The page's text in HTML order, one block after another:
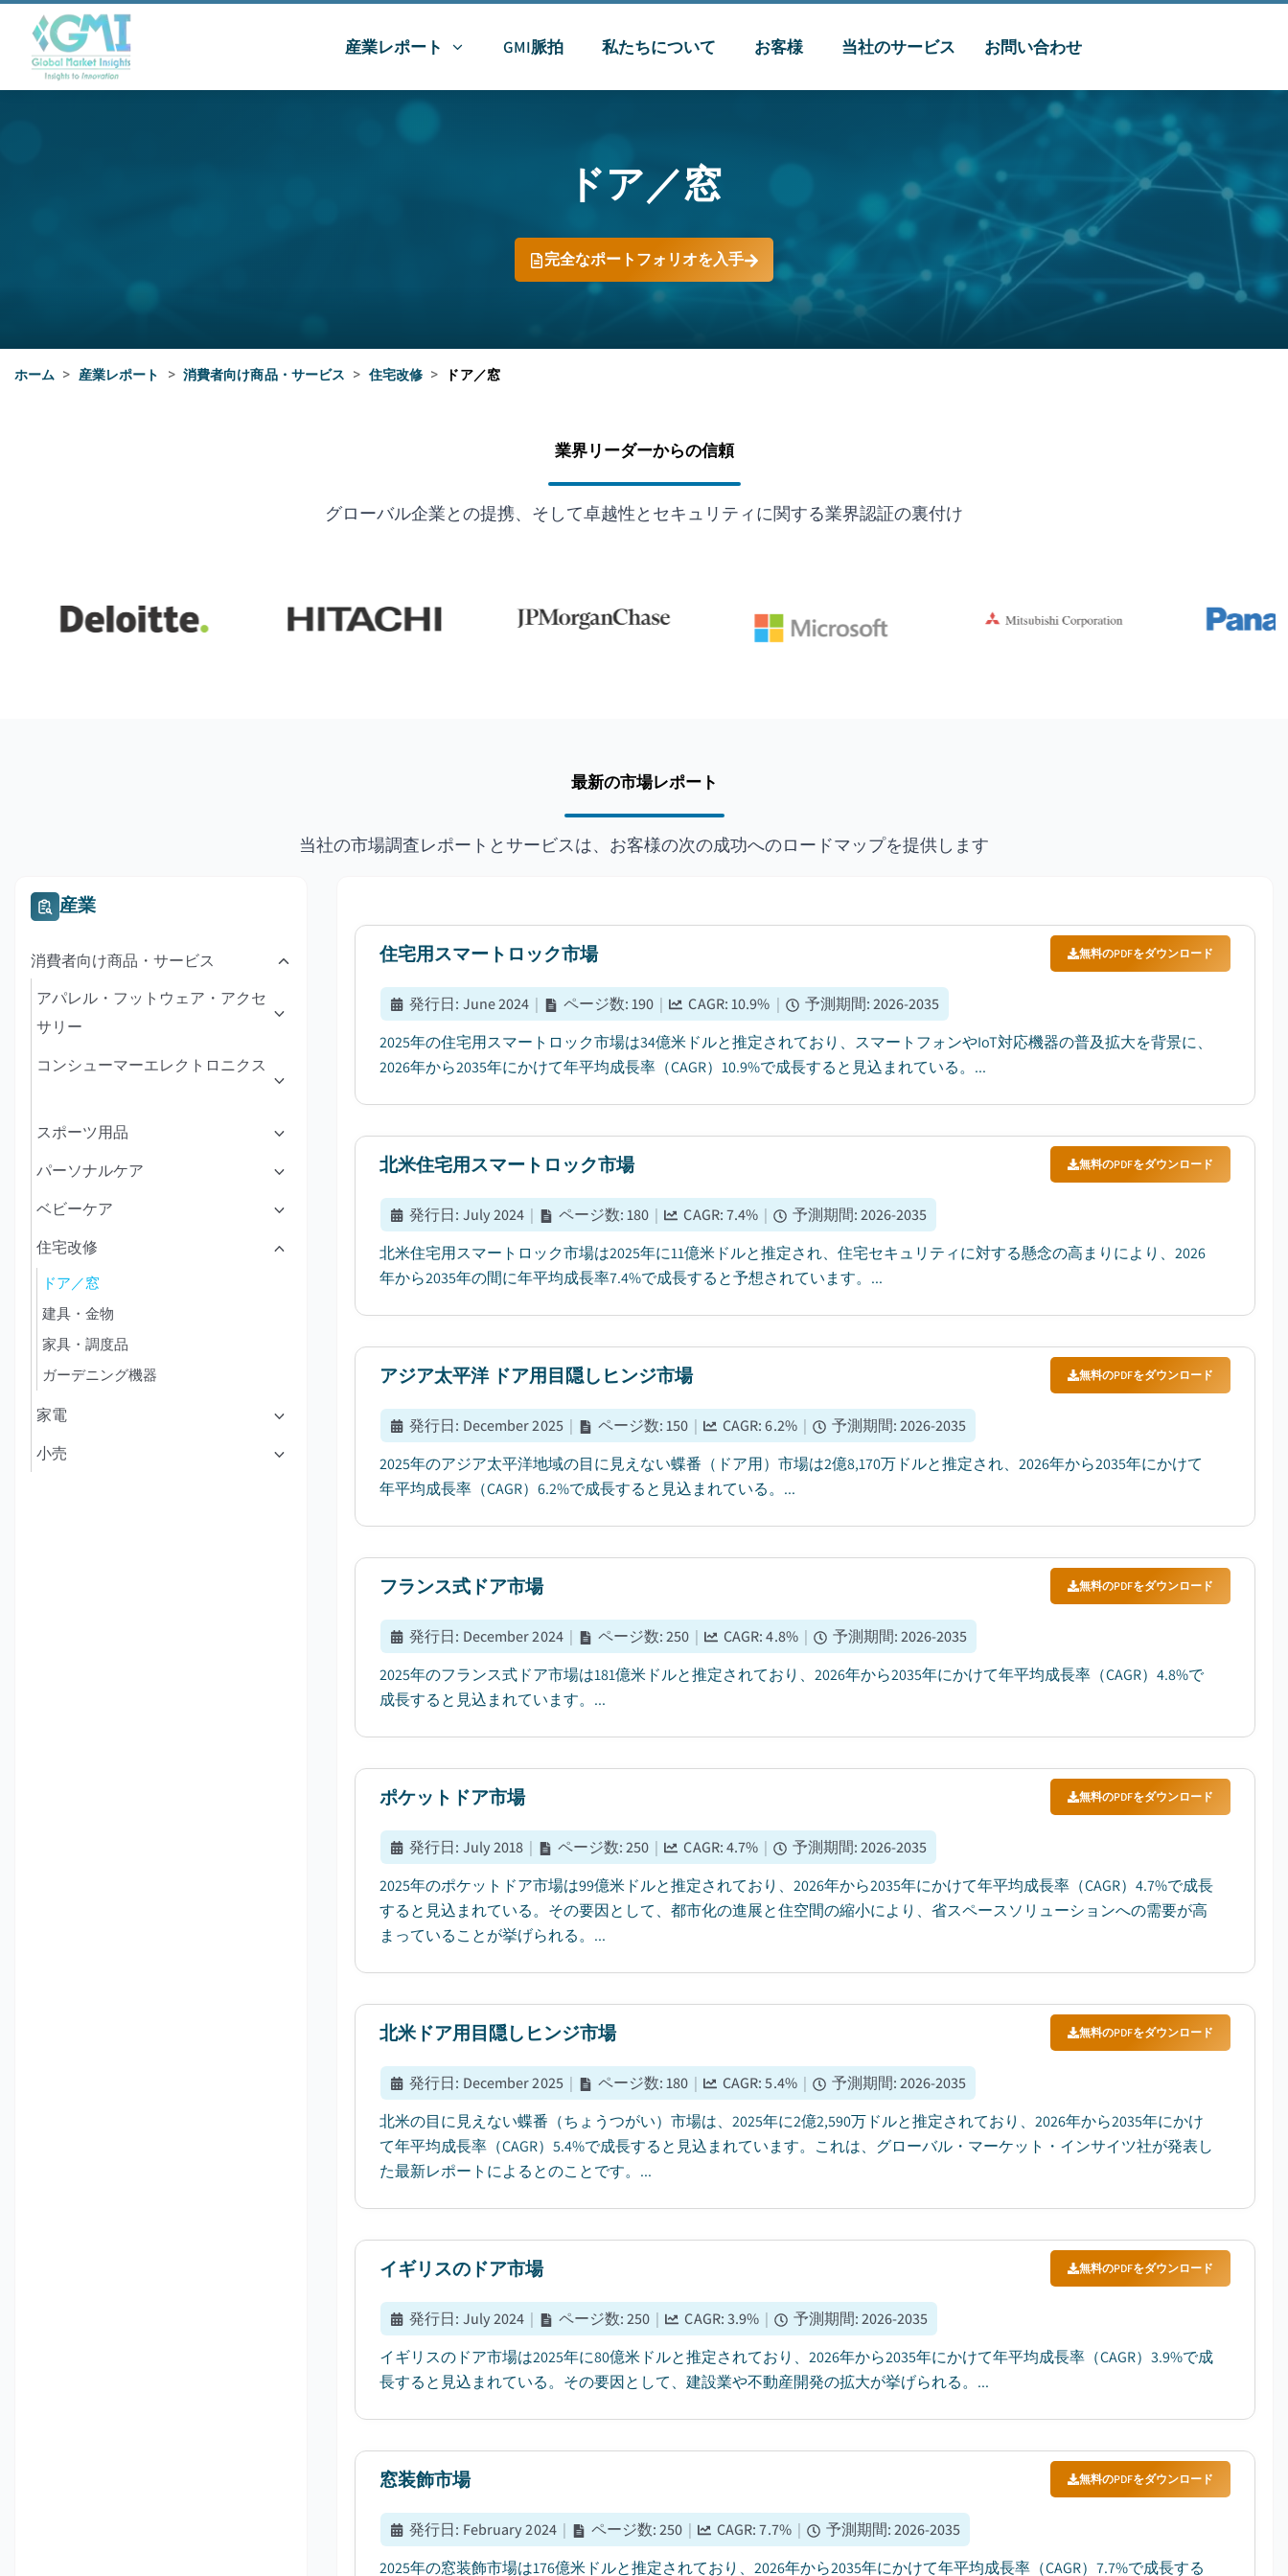
産業レポート GMI脈拍 私たちについて お客様 当社のサービス お問い合わせ
ドア／窓
完全なポートフォリオを入手
ホーム > 産業レポート > 消費者向け商品・サービス > 住宅改修 > ドア／窓
業界リーダーからの信頼
グローバル企業との提携、そして卓越性とセキュリティに関する業界認証の裏付け
最新の市場レポート
当社の市場調査レポートとサービスは、お客様の次の成功へのロードマップを提供します
産業
消費者向け商品・サービス
アパレル・フットウェア・アクセ
サリー
コンシューマーエレクトロニクス
スポーツ用品
パーソナルケア
ベビーケア
住宅改修
ドア／窓
建具・金物
家具・調度品
ガーデニング機器
家電
小売
住宅用スマートロック市場 無料のPDFをダウンロード
発行日: June 2024 | ページ数:190 | CAGR:10.9% | 予測期間:2026-2035
2025年の住宅用スマートロック市場は34億米ドルと推定されており、スマートフォンやIoT対応機器の普及拡大を背景に、
2026年から2035年にかけて年平均成長率（CAGR）10.9%で成長すると見込まれている。...
北米住宅用スマートロック市場 無料のPDFをダウンロード
発行日: July 2024 | ページ数:180 | CAGR:7.4% | 予測期間:2026-2035
北米住宅用スマートロック市場は2025年に11億米ドルと推定され、住宅セキュリティに対する懸念の高まりにより、2026
年から2035年の間に年平均成長率7.4%で成長すると予想されています。...
アジア太平洋 ドア用目隠しヒンジ市場 無料のPDFをダウンロード
発行日: December 2025 | ページ数:150 | CAGR:6.2% | 予測期間:2026-2035
2025年のアジア太平洋地域の目に見えない蝶番（ドア用）市場は2億8,170万ドルと推定され、2026年から2035年にかけて
年平均成長率（CAGR）6.2%で成長すると見込まれている。...
フランス式ドア市場 無料のPDFをダウンロード
発行日: December 2024 | ページ数:250 | CAGR:4.8% | 予測期間:2026-2035
2025年のフランス式ドア市場は181億米ドルと推定されており、2026年から2035年にかけて年平均成長率（CAGR）4.8%で
成長すると見込まれています。...
ポケットドア市場 無料のPDFをダウンロード
発行日: July 2018 | ページ数:250 | CAGR:4.7% | 予測期間:2026-2035
2025年のポケットドア市場は99億米ドルと推定されており、2026年から2035年にかけて年平均成長率（CAGR）4.7%で成長
すると見込まれている。その要因として、都市化の進展と住空間の縮小により、省スペースソリューションへの需要が高
まっていることが挙げられる。...
北米ドア用目隠しヒンジ市場 無料のPDFをダウンロード
発行日: December 2025 | ページ数:180 | CAGR:5.4% | 予測期間:2026-2035
北米の目に見えない蝶番（ちょうつがい）市場は、2025年に2億2,590万ドルと推定されており、2026年から2035年にかけ
て年平均成長率（CAGR）5.4%で成長すると見込まれています。これは、グローバル・マーケット・インサイツ社が発表し
た最新レポートによるとのことです。...
イギリスのドア市場 無料のPDFをダウンロード
発行日: July 2024 | ページ数:250 | CAGR:3.9% | 予測期間:2026-2035
イギリスのドア市場は2025年に80億米ドルと推定されており、2026年から2035年にかけて年平均成長率（CAGR）3.9%で成
長すると見込まれている。その要因として、建設業や不動産開発の拡大が挙げられる。...
窓装飾市場 無料のPDFをダウンロード
発行日: February 2024 | ページ数:250 | CAGR:7.7% | 予測期間:2026-2035
2025年の窓装飾市場は176億米ドルと推定されており、2026年から2035年にかけて年平均成長率（CAGR）7.7%で成長する